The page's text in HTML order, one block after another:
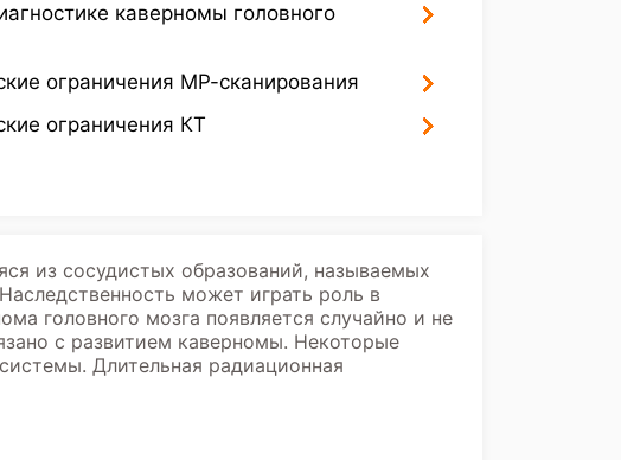
каверномы головного
ограничения МР-сканирования
ограничения КТ
из сосудистых образований, называемых
может играть роль в
головного мозга появляется случайно и не
с развитием каверномы. Некоторые
Длительная радиационная